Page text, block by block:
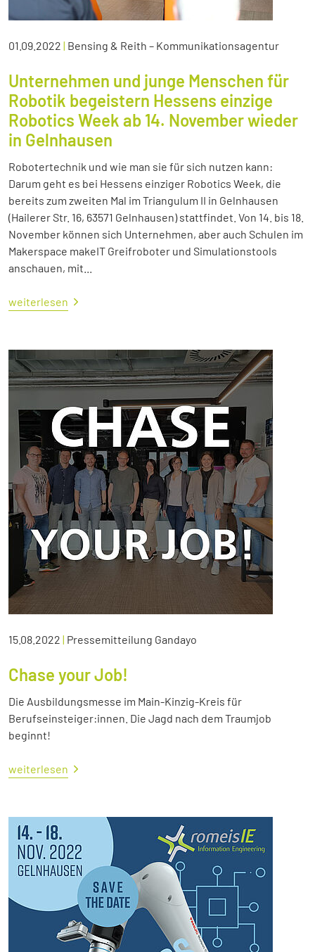
01.09.2022 | Bensing & Reith – Kommunikationsagentur
Unternehmen und junge Menschen für
Robotik begeistern Hessens einzige
Robotics Week ab 14. November wieder
in Gelnhausen
Robotertechnik und wie man sie für sich nutzen kann:
Darum geht es bei Hessens einziger Robotics Week, die
bereits zum zweiten Mal im Triangulum II in Gelnhausen
(Hailerer Str. 16, 63571 Gelnhausen) stattfindet. Von 14. bis 18.
November können sich Unternehmen, aber auch Schulen im
Makerspace makeIT Greifroboter und Simulationstools
anschauen, mit...
weiterlesen
15.08.2022 | Pressemitteilung Gandayo
Chase your Job!
Die Ausbildungsmesse im Main-Kinzig-Kreis für
Berufseinsteiger:innen. Die Jagd nach dem Traumjob
beginnt!
weiterlesen